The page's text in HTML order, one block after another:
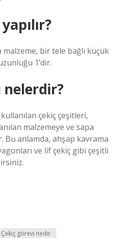
malzeme, bir tele bağlı küçük
1’dir.
çekiç çeşitleri,
malzemeye ve sapa
Bu anlamda, ahşap kavrama
ve lif çekiç gibi çeşitli
Çekiç görevi nedir